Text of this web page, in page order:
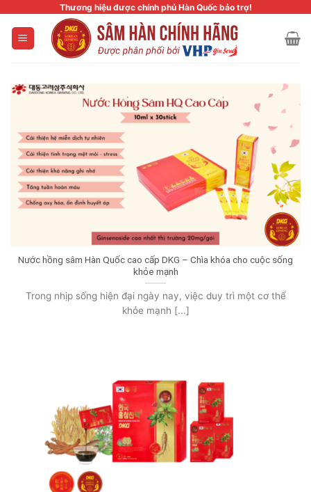
content
Thương hiệu được chính phủ Hàn Quốc bảo trợ!
Nước hồng sâm Hàn Quốc cao cấp DKG – Chìa khóa cho cuộc sống
khỏe mạnh
Trong nhịp sống hiện đại ngày nay, việc duy trì một cơ thể
khỏe mạnh [...]